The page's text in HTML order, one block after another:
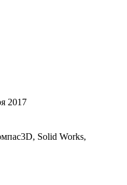
2017
Solid Works,